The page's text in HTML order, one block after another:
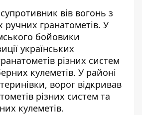
вів вогонь з
ручних гранатометів. У
бойовики
українських
різних систем
кулеметів. У районі
ворог відкривав
різних систем та
кулеметів.